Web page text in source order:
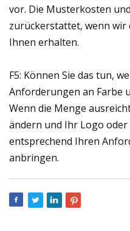
vor. Die Musterkosten
zurückerstattet, wenn wir
Ihnen erhalten.
F5: Können Sie das tun,
Anforderungen an Farbe
Wenn die Menge
ändern und Ihr Logo
entsprechend Ihren
anbringen.